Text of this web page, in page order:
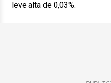
leve alta de 0,03%.